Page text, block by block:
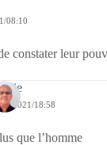
08:10
constater leur
2021/18:58
que l’homme